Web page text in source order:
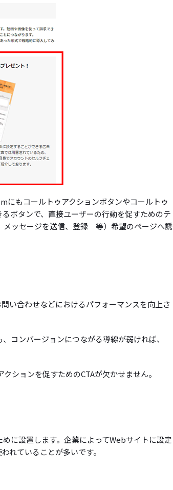
もコールトゥアクションボタンやコールトゥ
ボタンで、直接ユーザーの行動を促すためのテ
メッセージを送信、登録 等）希望のページへ誘
い合わせなどにおけるパフォーマンスを向上さ
コンバージョンにつながる導線が弱ければ、
ションを促すためのCTAが欠かせません。
に設置します。企業によってWebサイトに設定
れていることが多いです。